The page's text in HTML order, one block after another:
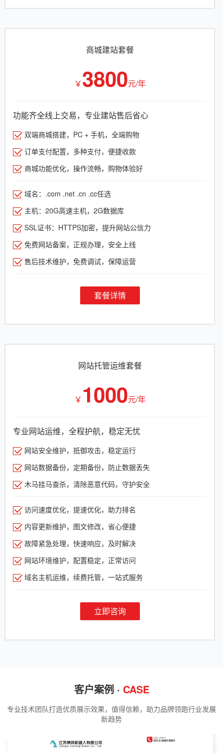
商城建站套餐
￥3800元/年
功能齐全线上交易，专业建站售后省心
双端商城搭建，PC + 手机，全端购物
订单支付配置，多种支付，便捷收款
商城功能优化，操作流畅，购物体验好
域名：.com .net .cn .cc任选
主机：20G高速主机，2G数据库
SSL证书：HTTPS加密，提升网站公信力
免费网站备案，正规办理，安全上线
售后技术维护，免费调试，保障运营
套餐详情
网站托管运维套餐
￥ 1000元/年
专业网站运维，全程护航，稳定无忧
网站安全维护，抵御攻击，稳定运行
网站数据备份，定期备份，防止数据丢失
木马挂马查杀，清除恶意代码，守护安全
访问速度优化，提速优化，助力排名
内容更新维护，图文修改，省心便捷
故障紧急处理，快速响应，及时解决
网站环境维护，配置稳定，正常访问
域名主机运维，续费托管，一站式服务
立即咨询
客户案例 · CASE
专业技术团队打造优质展示效果，值得信赖，助力品牌领跑行业发展
新趋势